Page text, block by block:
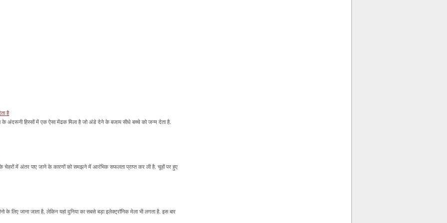
है
के अंदरूनी हिस्सों में एक ऐसा मेंढक मिला है जो अंडे देने के बजाय सीधे बच्चे को जन्म देता है.
चेहरों में अंतर पाए जाने के कारणों को समझने में आरंभिक सफलता प्राप्त कर ली है. चूहों पर हुए
लिए जाना जाता है, लेकिन यहां दुनिया का सबसे बड़ा इलेक्ट्रॉनिक मेला भी लगता है. इस बार